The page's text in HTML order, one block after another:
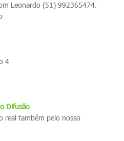
Leonardo (51) 992365474.
4
Difusão
real também pelo nosso